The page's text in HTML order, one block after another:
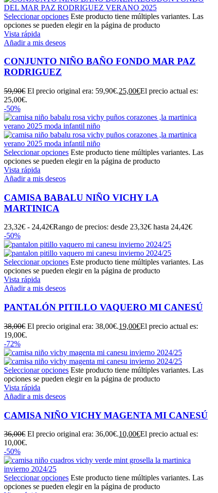
Seleccionar opciones Este producto tiene múltiples variantes. Las
opciones se pueden elegir en la página de producto
Vista rápida
Añadir a mis deseos
CONJUNTO NIÑO BAÑO FONDO MAR PAZ
RODRIGUEZ
59,90€ El precio original era: 59,90€.25,00€El precio actual es:
25,00€.
-50%
Seleccionar opciones Este producto tiene múltiples variantes. Las
opciones se pueden elegir en la página de producto
Vista rápida
Añadir a mis deseos
CAMISA BABALU NIÑO VICHY LA
MARTINICA
23,32€ - 24,42€Rango de precios: desde 23,32€ hasta 24,42€
-50%
Seleccionar opciones Este producto tiene múltiples variantes. Las
opciones se pueden elegir en la página de producto
Vista rápida
Añadir a mis deseos
PANTALÓN PITILLO VAQUERO MI CANESÚ
38,00€ El precio original era: 38,00€.19,00€El precio actual es:
19,00€.
-72%
Seleccionar opciones Este producto tiene múltiples variantes. Las
opciones se pueden elegir en la página de producto
Vista rápida
Añadir a mis deseos
CAMISA NIÑO VICHY MAGENTA MI CANESÚ
36,00€ El precio original era: 36,00€.10,00€El precio actual es:
10,00€.
-50%
Seleccionar opciones Este producto tiene múltiples variantes. Las
opciones se pueden elegir en la página de producto